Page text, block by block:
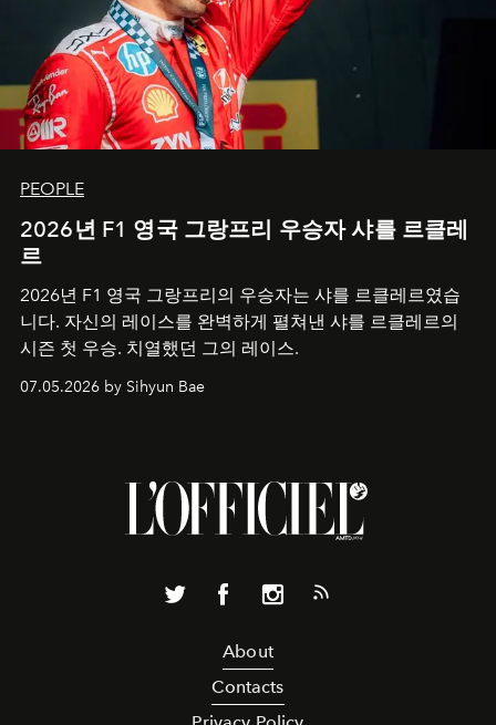
PEOPLE
2026년 F1 영국 그랑프리 우승자 샤를 르클레
르
2026년 F1 영국 그랑프리의 우승자는 샤를 르클레르였습
니다. 자신의 레이스를 완벽하게 펼쳐낸 샤를 르클레르의
시즌 첫 우승. 치열했던 그의 레이스.
07.05.2026 by Sihyun Bae
About
Contacts